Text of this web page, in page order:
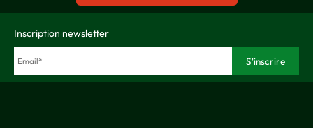
Inscription newsletter